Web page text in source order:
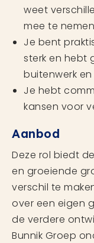
weet
mee te
Je bent
sterk en hebt
buitenwerk
Je hebt
kansen voor
Aanbod
Deze rol biedt
en groeiende
verschil te
over een eigen
de verdere
Bunnik Groep